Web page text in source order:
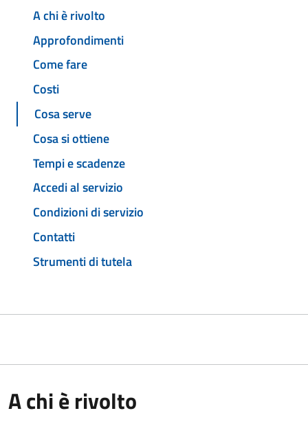
A chi è rivolto
Approfondimenti
Come fare
Costi
Cosa serve
Cosa si ottiene
Tempi e scadenze
Accedi al servizio
Condizioni di servizio
Contatti
Strumenti di tutela
A chi è rivolto